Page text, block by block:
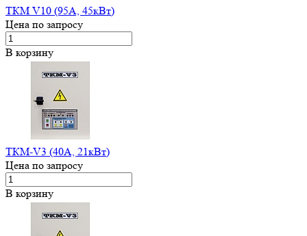
ТКМ V10 (95А, 45кВт)
Цена по запросу
В корзину
ТКМ-V3 (40А, 21кВт)
Цена по запросу
В корзину